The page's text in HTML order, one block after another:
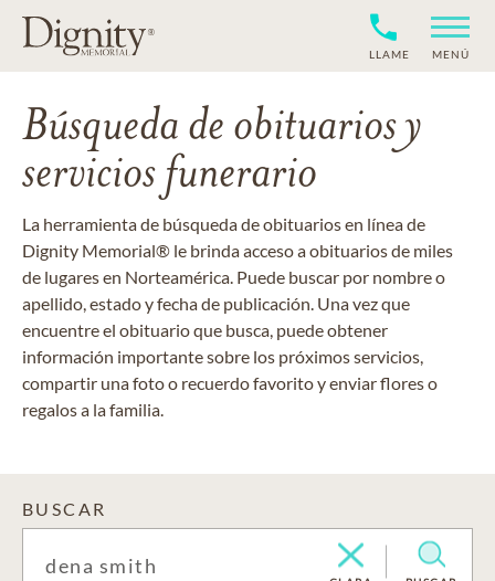
LLAME MENÚ
Búsqueda de obituarios y
servicios funerario
La herramienta de búsqueda de obituarios en línea de
Dignity Memorial® le brinda acceso a obituarios de miles
de lugares en Norteamérica. Puede buscar por nombre o
apellido, estado y fecha de publicación. Una vez que
encuentre el obituario que busca, puede obtener
información importante sobre los próximos servicios,
compartir una foto o recuerdo favorito y enviar flores o
regalos a la familia.
BUSCAR